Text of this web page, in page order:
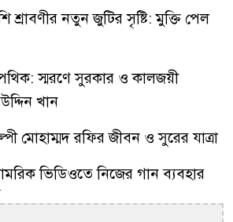
নতুন জুটির সৃষ্টি: মুক্তি পেল
স্মরণে সুরকার ও কালজয়ী
খান
মোহাম্মদ রফির জীবন ও সুরের যাত্রা
ভিডিওতে নিজের গান ব্যবহার